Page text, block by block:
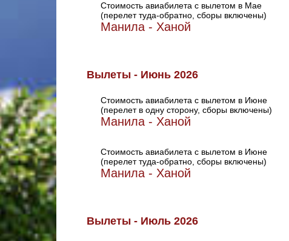
Стоимость авиабилета с вылетом в Мае
(перелет туда-обратно, сборы включены)
Манила - Ханой
Вылеты - Июнь 2026
Стоимость авиабилета с вылетом в Июне
(перелет в одну сторону, сборы включены)
Манила - Ханой
Стоимость авиабилета с вылетом в Июне
(перелет туда-обратно, сборы включены)
Манила - Ханой
Вылеты - Июль 2026